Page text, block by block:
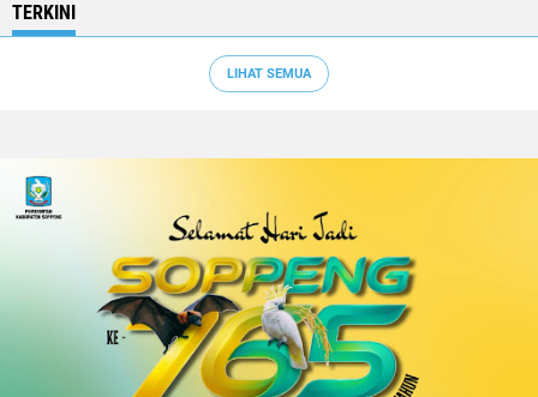
TERKINI
LIHAT SEMUA